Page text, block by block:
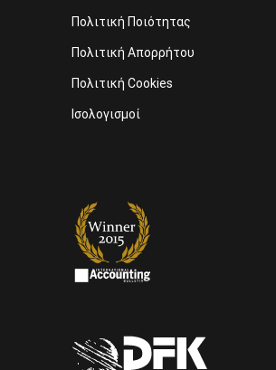
Πολιτική Ποιότητας
Πολιτική Απορρήτου
Πολιτική Cookies
Ισολογισμοί